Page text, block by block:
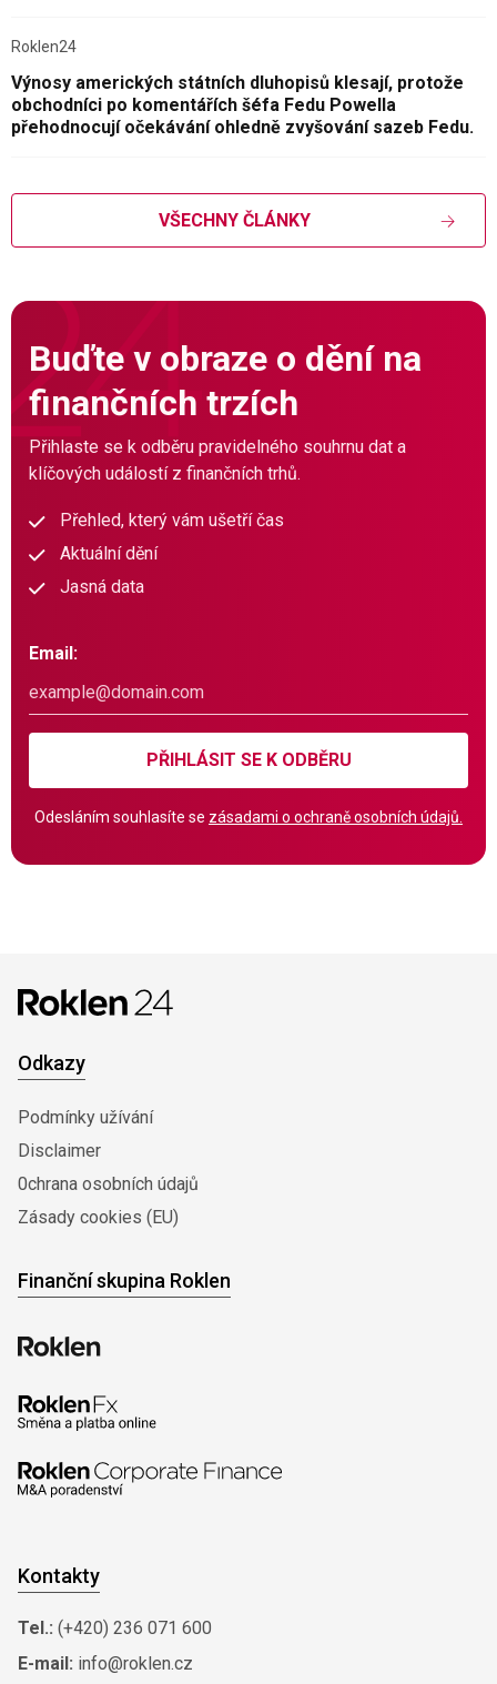
Roklen24
Výnosy amerických státních dluhopisů klesají, protože
obchodníci po komentářích šéfa Fedu Powella
přehodnocují očekávání ohledně zvyšování sazeb Fedu.
VŠECHNY ČLÁNKY
Buďte v obraze o dění na
finančních trzích
Přihlaste se k odběru pravidelného souhrnu dat a
klíčových událostí z finančních trhů.
Přehled, který vám ušetří čas
Aktuální dění
Jasná data
Email:
PŘIHLÁSIT SE K ODBĚRU
Odesláním souhlasíte se zásadami o ochraně osobních údajů.
Odkazy
Podmínky užívání
Disclaimer
0chrana osobních údajů
Zásady cookies (EU)
Finanční skupina Roklen
Kontakty
Tel.: (+420) 236 071 600
E-mail: info@roklen.cz